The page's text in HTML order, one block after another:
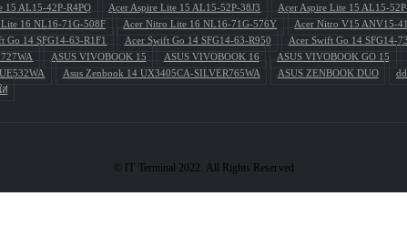
15 AL15-42P-R4PQ Acer Aspire Lite 15 AL15-52P-38J3 Acer Aspire Lite 15 AL15-
16 NL16-71G-508F Acer Nitro Lite 16 NL16-71G-576Y Acer Nitro V15 ANV15-
Go 14 SFG14-63-R1F1 Acer Swift Go 14 SFG14-63-R950 Acer Swift Go 14 SFG14-
ASUS VIVOBOOK 15 ASUS VIVOBOOK 16 ASUS VIVOBOOK GO 15
Asus Zenbook 14 UX3405CA-SILVER765WA ASUS ZENBOOK DUO
ส่
© IT Terminal 2022. All Rights Reserved